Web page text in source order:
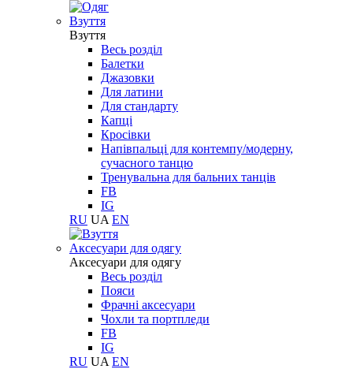
Взуття
Взуття
Весь розділ
Балетки
Джазовки
Для латини
Для стандарту
Капці
Кросівки
Напівпальці для контемпу/модерну,
сучасного танцю
Тренувальна для бальних танців
FB
IG
RU UA EN
Aксесуари для одягу
Aксесуари для одягу
Весь розділ
Пояси
Фрачні аксесуари
Чохли та портпледи
FB
IG
RU UA EN